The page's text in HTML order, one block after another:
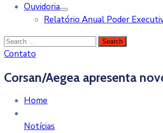
Ouvidoria
Relatório Anual Poder
Contato
Corsan/Aegea apresenta
Home
Notícias